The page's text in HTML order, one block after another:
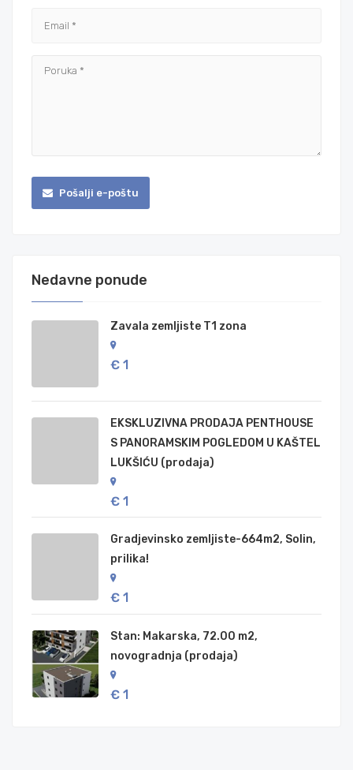
Pošalji e-poštu
Nedavne ponude
Zavala zemljiste T1 zona
€ 1
EKSKLUZIVNA PRODAJA PENTHOUSE
S PANORAMSKIM POGLEDOM U KAŠTEL
LUKŠIĆU (prodaja)
€ 1
Gradjevinsko zemljiste-664m2, Solin,
prilika!
€ 1
Stan: Makarska, 72.00 m2,
novogradnja (prodaja)
€ 1